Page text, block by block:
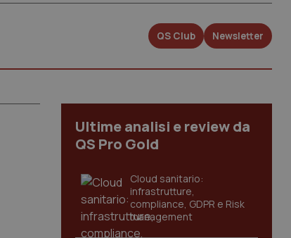
QS Club Newsletter
Ultime analisi e review da
QS Pro Gold
Cloud sanitario:
infrastrutture,
compliance, GDPR e Risk
management